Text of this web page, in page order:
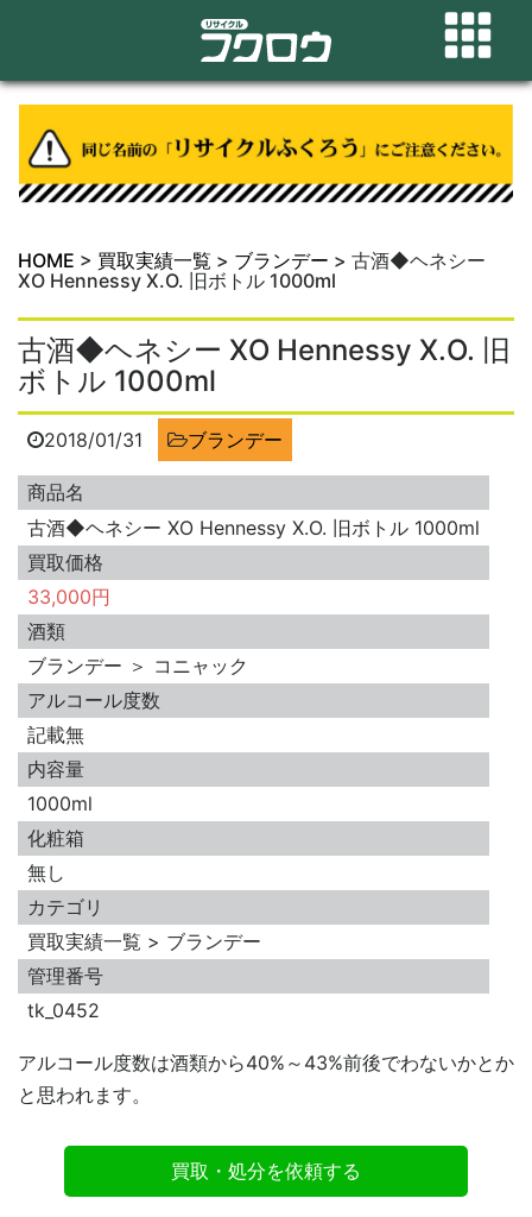
HOME > 買取実績一覧 > ブランデー > 古酒◆ヘネシー
XO Hennessy X.O. 旧ボトル 1000ml
古酒◆ヘネシー XO Hennessy X.O. 旧
ボトル 1000ml
2018/01/31 ブランデー
商品名
古酒◆ヘネシー XO Hennessy X.O. 旧ボトル 1000ml
買取価格
33,000円
酒類
ブランデー ＞ コニャック
アルコール度数
記載無
内容量
1000ml
化粧箱
無し
カテゴリ
買取実績一覧 > ブランデー
管理番号
tk_0452
アルコール度数は酒類から40%～43%前後でわないかとか
と思われます。
買取・処分を依頼する